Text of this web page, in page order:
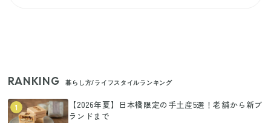
RANKING 暮らし方/ライフスタイルランキング
1
【2026年夏】日本橋限定の手土産5選！老舗から新ブ
ランドまで